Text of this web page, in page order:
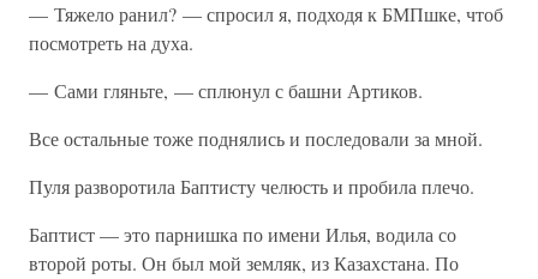
— Тяжело ранил? — спросил я, подходя к БМПшке, чтоб
посмотреть на духа.
— Сами гляньте, — сплюнул с башни Артиков.
Все остальные тоже поднялись и последовали за мной.
Пуля разворотила Баптисту челюсть и пробила плечо.
Баптист — это парнишка по имени Илья, водила со
второй роты. Он был мой земляк, из Казахстана. По